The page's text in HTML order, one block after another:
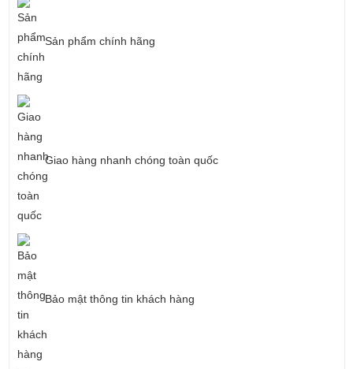
Sản phẩm chính hãng
Giao hàng nhanh chóng toàn quốc
Bảo mật thông tin khách hàng